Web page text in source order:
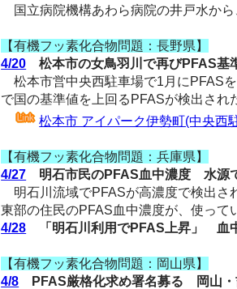
国立病院機構あわら病院の井戸水から
【有機フッ素化合物問題：長野県】
4/20 松本市の女鳥羽川で再びPFAS基
松本市営中央西駐車場で1月にPFAS
で国の基準値を上回るPFASが検出され
松本市 アイパーク伊勢町(中央西
【有機フッ素化合物問題：兵庫県】
4/27 明石市民のPFAS血中濃度 水源
明石川流域でPFASが高濃度で検出さ
東部の住民のPFAS血中濃度が、使って
4/28 「明石川利用でPFAS上昇」 血
【有機フッ素化合物問題：岡山県】
4/8 PFAS厳格化求め署名募る 岡山・